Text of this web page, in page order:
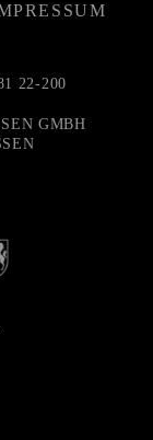
22-200
GMBH